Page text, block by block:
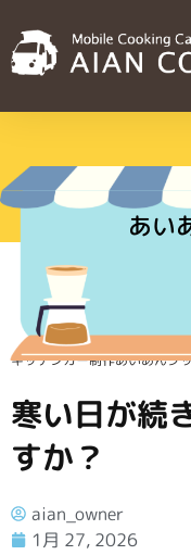
あい
キッチンカー制作あいあんク
寒い日が続
すか？
aian_owner
1月 27, 2026